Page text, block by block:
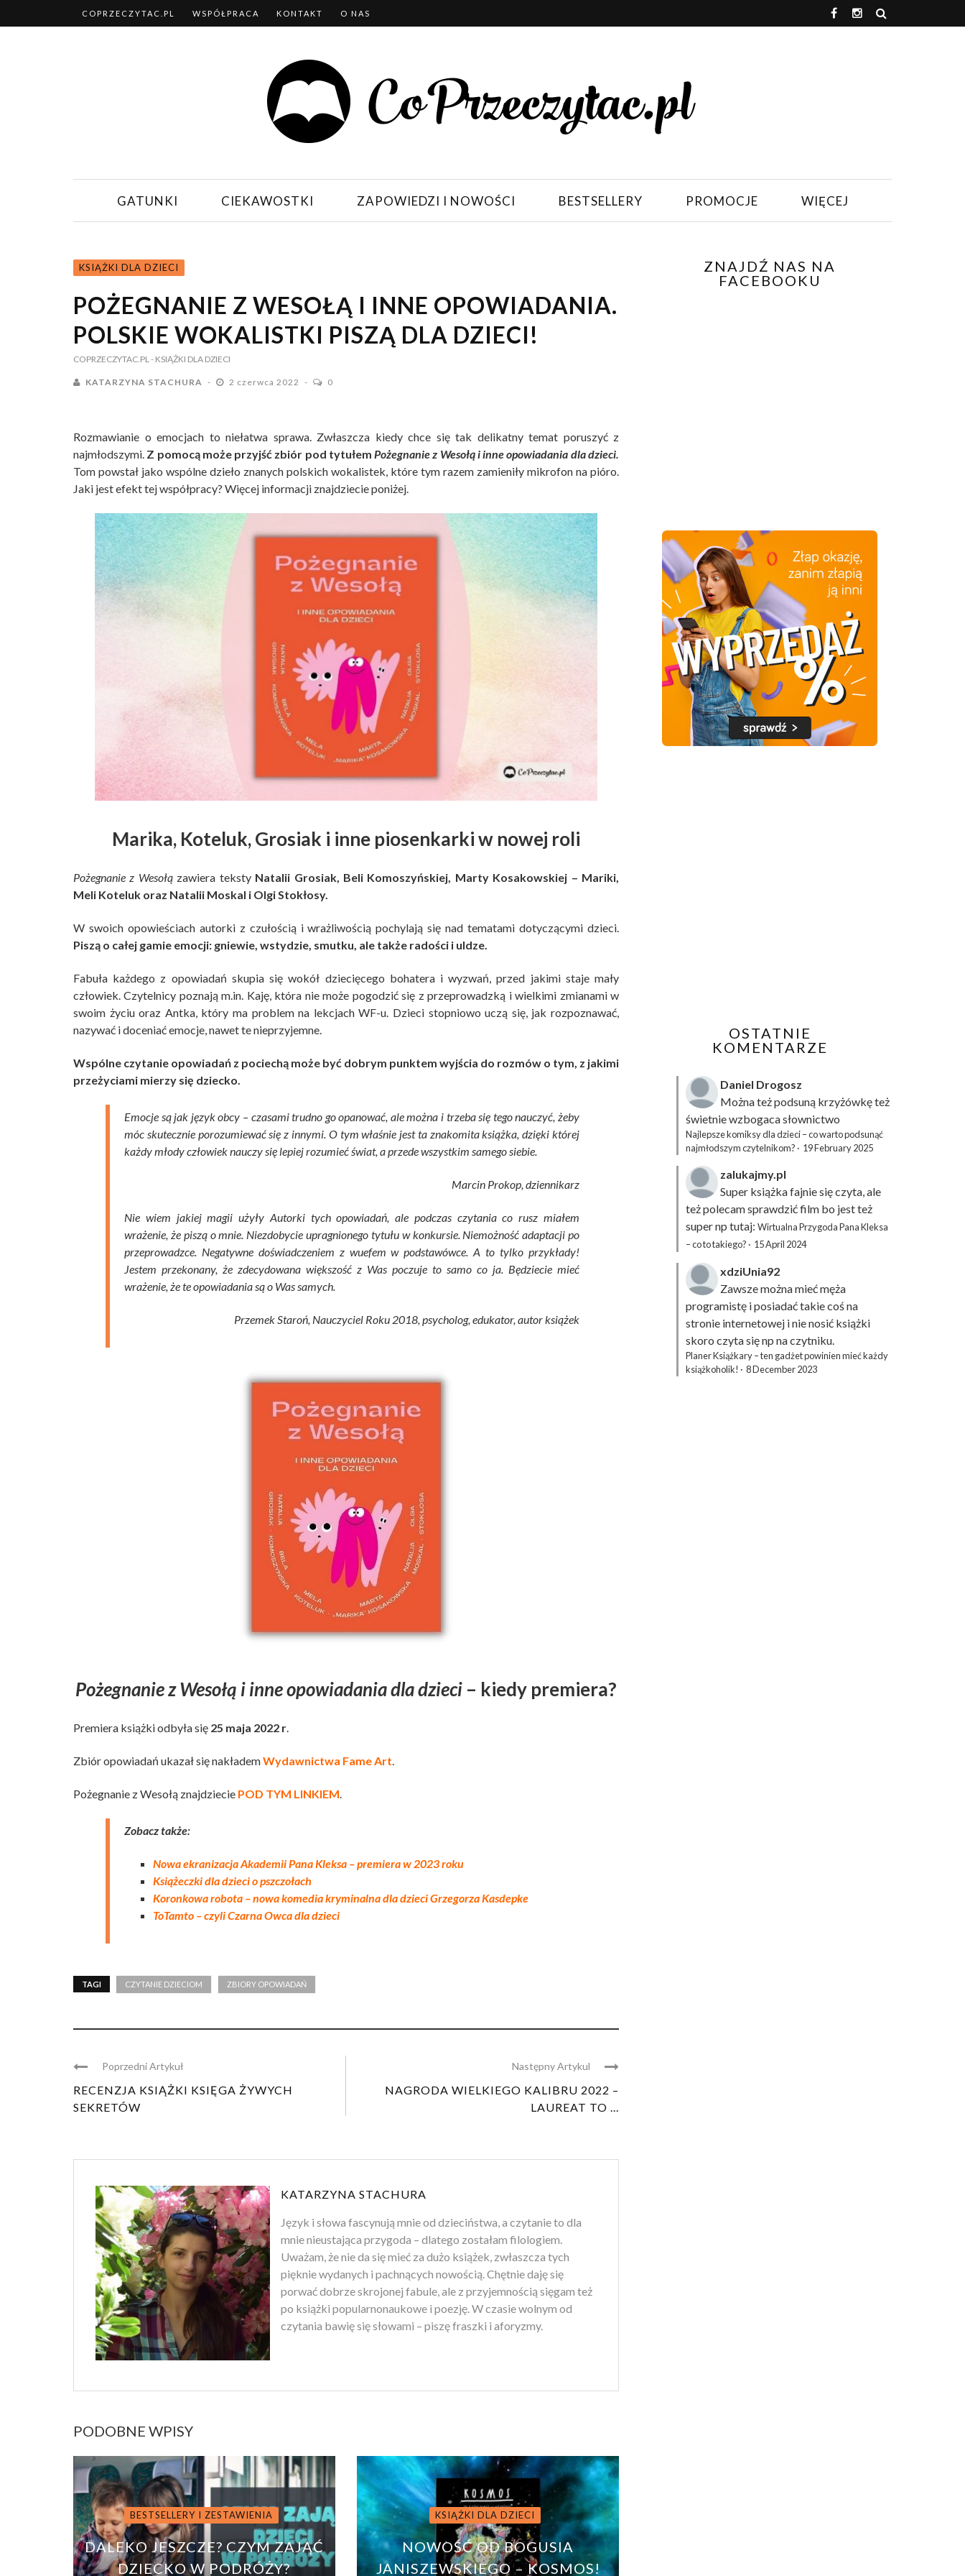
COPRZECZYTAC.PL WSPÓŁPRACA KONTAKT O NAS
GATUNKI CIEKAWOSTKI ZAPOWIEDZI I NOWOŚCI BESTSELLERY PROMOCJE WIĘCEJ
KSIĄŻKI DLA DZIECI
POŻEGNANIE Z WESOŁĄ I INNE OPOWIADANIA.
POLSKIE WOKALISTKI PISZĄ DLA DZIECI!
COPRZECZYTAC.PL- KSIĄŻKI DLA DZIECI
KATARZYNA STACHURA 2 czerwca 2022 0
Rozmawianie o emocjach to niełatwa sprawa. Zwłaszcza kiedy chce się tak delikatny temat poruszyć z
najmłodszymi. Z pomocą może przyjść zbiór pod tytułemPożegnanie z Wesołą i inne opowiadania dla dzieci.
Tom powstał jako wspólne dzieło znanych polskich wokalistek, które tym razem zamieniły mikrofon na pióro.
Jaki jest efekt tej współpracy? Więcej informacji znajdziecie poniżej.
Marika, Koteluk, Grosiak i inne piosenkarki w nowej roli
Pożegnanie z Wesołązawiera teksty Natalii Grosiak, Beli Komoszyńskiej, Marty Kosakowskiej – Mariki,
Meli Koteluk oraz Natalii Moskal i Olgi Stokłosy.
W swoich opowieściach autorki z czułością i wrażliwością pochylają się nad tematami dotyczącymi dzieci.
Piszą o całej gamie emocji: gniewie, wstydzie, smutku, ale także radości i uldze.
Fabuła każdego z opowiadań skupia się wokół dziecięcego bohatera i wyzwań, przed jakimi staje mały
człowiek. Czytelnicy poznają m.in. Kaję, która nie może pogodzić się z przeprowadzką i wielkimi zmianami w
swoim życiu oraz Antka, który ma problem na lekcjach WF-u. Dzieci stopniowo uczą się, jak rozpoznawać,
nazywać i doceniać emocje, nawet te nieprzyjemne.
Wspólne czytanie opowiadań z pociechą może być dobrym punktem wyjścia do rozmów o tym, z jakimi
przeżyciami mierzy się dziecko.
Emocje są jak język obcy – czasami trudno go opanować, ale można i trzeba się tego nauczyć, żeby
móc skutecznie porozumiewać się z innymi. O tym właśnie jest ta znakomita książka, dzięki której
każdy młody człowiek nauczy się lepiej rozumieć świat, a przede wszystkim samego siebie.
Marcin Prokop, dziennikarz
Nie wiem jakiej magii użyły Autorki tych opowiadań, ale podczas czytania co rusz miałem
wrażenie, że piszą o mnie. Niezdobycie upragnionego tytułu w konkursie. Niemożność adaptacji po
przeprowadzce. Negatywne doświadczeniem z wuefem w podstawówce. A to tylko przykłady!
Jestem przekonany, że zdecydowana większość z Was poczuje to samo co ja. Będziecie mieć
wrażenie, że te opowiadania są o Was samych.
Przemek Staroń, Nauczyciel Roku 2018, psycholog, edukator, autor książek
Pożegnanie z Wesołą i inne opowiadania dla dzieci – kiedy premiera?
Premiera książki odbyła się 25 maja 2022 r
Zbiór opowiadań ukazał się nakłademWydawnictwa Fame Art
Pożegnanie z Wesołą znajdziecie POD TYM LINKIEM
Zobacz także:
Nowa ekranizacja Akademii Pana Kleksa – premiera w 2023 roku
Książeczki dla dzieci o pszczołach
Koronkowa robota – nowa komedia kryminalna dla dzieci Grzegorza Kasdepke
ToTamto – czyli Czarna Owca dla dzieci
TAGI CZYTANIE DZIECIOM ZBIORY OPOWIADAŃ
Poprzedni Artykuł
RECENZJA KSIĄŻKI KSIĘGA ŻYWYCH
SEKRETÓW
Następny Artykul
NAGRODA WIELKIEGO KALIBRU 2022 –
LAUREAT TO ...
KATARZYNA STACHURA
Język i słowa fascynują mnie od dzieciństwa, a czytanie to dla
mnie nieustająca przygoda – dlatego zostałam filologiem.
Uważam, że nie da się mieć za dużo książek, zwłaszcza tych
pięknie wydanych i pachnących nowością. Chętnie daję się
porwać dobrze skrojonej fabule, ale z przyjemnością sięgam też
po książki popularnonaukowe i poezję. W czasie wolnym od
czytania bawię się słowami – piszę fraszki i aforyzmy.
PODOBNE WPISY
BESTSELLERY I ZESTAWIENIA
DALEKO JESZCZE? CZYM ZAJĄĆ
DZIECKO W PODRÓŻY?
KSIĄŻKI DLA DZIECI
NOWOŚĆ OD BOGUSIA
JANISZEWSKIEGO – KOSMOS!
ZNAJDŹ NAS NA
FACEBOOKU
OSTATNIE
KOMENTARZE
Daniel Drogosz
Można też podsuną krzyżówkęteż
świetnie wzbogaca słownictwo
Najlepsze komiksy dla dzieci – co warto podsunąć
najmłodszym czytelnikom? · 19 February 2025
zalukajmy.pl
Super książka fajnie się czyta, ale
też polecam sprawdzić film bo jest też
super np tutaj: Wirtualna Przygoda Pana Kleksa
– co to takiego? · 15 April 2024
xdziUnia92
Zawsze można mieć męża
programistę i posiadać takie coś na
stronie internetowej i nie nosić książki
skoro czyta się np na czytniku.
Planer Książkary – ten gadżet powinien mieć każdy
książkoholik! · 8 December 2023